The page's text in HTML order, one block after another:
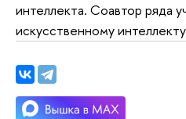
интеллекта. Соавтор ряда
искусственному